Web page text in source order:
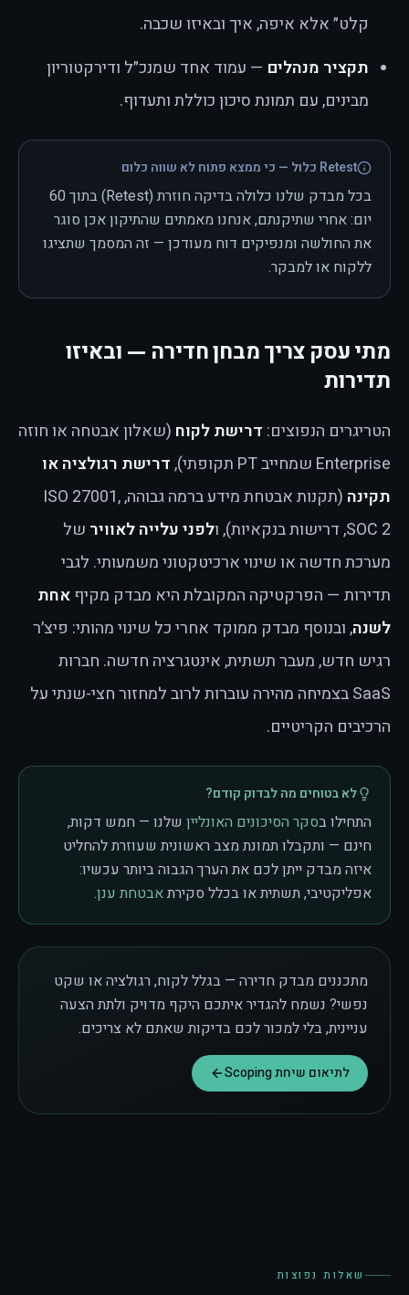
קלט״ אלא איפה, איך ובאיזו שכבה.
תקציר מנהלים — עמוד אחד שמנכ״ל ודירקטוריון
מבינים, עם תמונת סיכון כוללת ותעדוף.
Retest כלול — כי ממצא פתוח לא שווה כלום
בכל מבדק שלנו כלולה בדיקה חוזרת (Retest) בתוך 60
יום: אחרי שתיקנתם, אנחנו מאמתים שהתיקון אכן סוגר
את החולשה ומנפיקים דוח מעודכן — זה המסמך שתציגו
ללקוח או למבקר.
מתי עסק צריך מבחן חדירה — ובאיזו
תדירות
הטריגרים הנפוצים: דרישת לקוח (שאלון אבטחה או חוזה
Enterprise שמחייב PT תקופתי),
דרישת רגולציה או
תקינה
(תקנות אבטחת מידע ברמה גבוהה, ISO 27001,
SOC 2, דרישות בנקאיות), ו
לפני עלייה לאוויר של
מערכת חדשה או שינוי ארכיטקטוני משמעותי. לגבי
תדירות — הפרקטיקה המקובלת היא מבדק מקיףאחת
לשנה, ובנוסף מבדק ממוקד אחרי כל שינוי מהותי: פיצ׳ר
רגיש חדש, מעבר תשתית, אינטגרציה חדשה. חברות
SaaS בצמיחה מהירה עוברות לרוב למחזור חצי-שנתי על
הרכיבים הקריטיים.
לא בטוחים מה לבדוק קודם?
התחילו בסקר הסיכונים האונליין שלנו — חמש דקות,
חינם — ותקבלו תמונת מצב ראשונית שעוזרת להחליט
איזה מבדק ייתן לכם את הערך הגבוה ביותר עכשיו:
אפליקטיבי, תשתית או בכלל סקירתאבטחת ענן.
מתכננים מבדק חדירה — בגלל לקוח, רגולציה או שקט
נפשי? נשמח להגדיר איתכם היקף מדויק ולתת הצעה
עניינית, בלי למכור לכם בדיקות שאתם לא צריכים.
לתיאום שיחת Scoping
שאלות נפוצות